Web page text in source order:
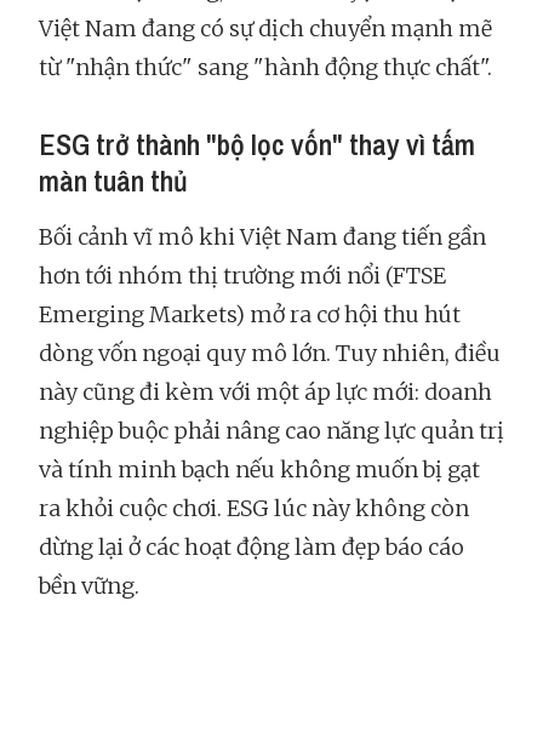
Việt Nam đang có sự dịch chuyển mạnh mẽ
từ "nhận thức" sang "hành động thực chất".
ESG trở thành "bộ lọc vốn" thay vì tấm
màn tuân thủ
Bối cảnh vĩ mô khi Việt Nam đang tiến gần
hơn tới nhóm thị trường mới nổi (FTSE
Emerging Markets) mở ra cơ hội thu hút
dòng vốn ngoại quy mô lớn. Tuy nhiên, điều
này cũng đi kèm với một áp lực mới: doanh
nghiệp buộc phải nâng cao năng lực quản trị
và tính minh bạch nếu không muốn bị gạt
ra khỏi cuộc chơi. ESG lúc này không còn
dừng lại ở các hoạt động làm đẹp báo cáo
bền vững.